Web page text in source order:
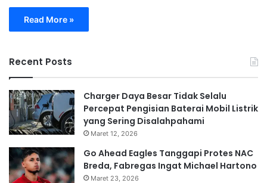
Read More »
Recent Posts
Charger Daya Besar Tidak Selalu
Percepat Pengisian Baterai Mobil Listrik
yang Sering Disalahpahami
Maret 12, 2026
Go Ahead Eagles Tanggapi Protes NAC
Breda, Fabregas Ingat Michael Hartono
Maret 23, 2026